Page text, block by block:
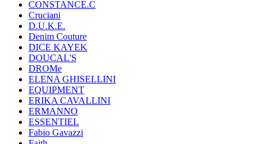
CONSTANCE.C
Cruciani
D.U.K.E.
Denim Couture
DICE KAYEK
DOUCAL'S
DROMe
ELENA GHISELLINI
EQUIPMENT
ERIKA CAVALLINI
ERMANNO
ESSENTIEL
Fabio Gavazzi